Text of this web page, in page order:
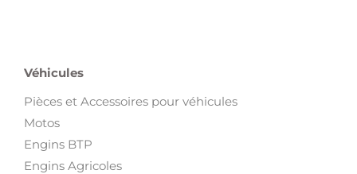
Véhicules
Pièces et Accessoires pour véhicules
Motos
Engins BTP
Engins Agricoles